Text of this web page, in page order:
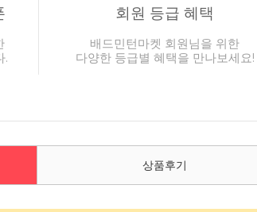
.
회원 등급 혜택
배드민턴마켓 회원님을 위한
다양한 등급별 혜택을 만나보세요!
상품후기